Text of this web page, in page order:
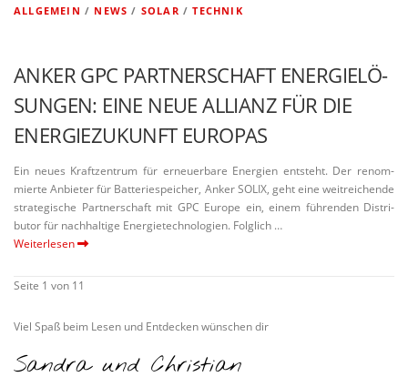
ALLGEMEIN / NEWS / SOLAR /TECHNIK
ANKER GPC PARTNER­SCHAFT ENERGIE­LÖ­
SUNGEN: EINE NEUE ALLIANZ FÜR DIE
ENERGIE­ZU­KUNFT EUROPAS
Ein neues Kraft­zentrum für erneu­erbare Energien entsteht. Der renom­
mierte Anbieter für Batte­rie­speicher, Anker SOLIX, geht eine weitrei­chende
strate­gische Partner­schaft mit GPC Europe ein, einem führenden Distri­
butor für nachhaltige Energie­tech­no­logien. Folglich …
Weiterlesen
Seite 1 von 11
Viel Spaß beim Lesen und Entdecken wünschen dir
Sandra und Christian